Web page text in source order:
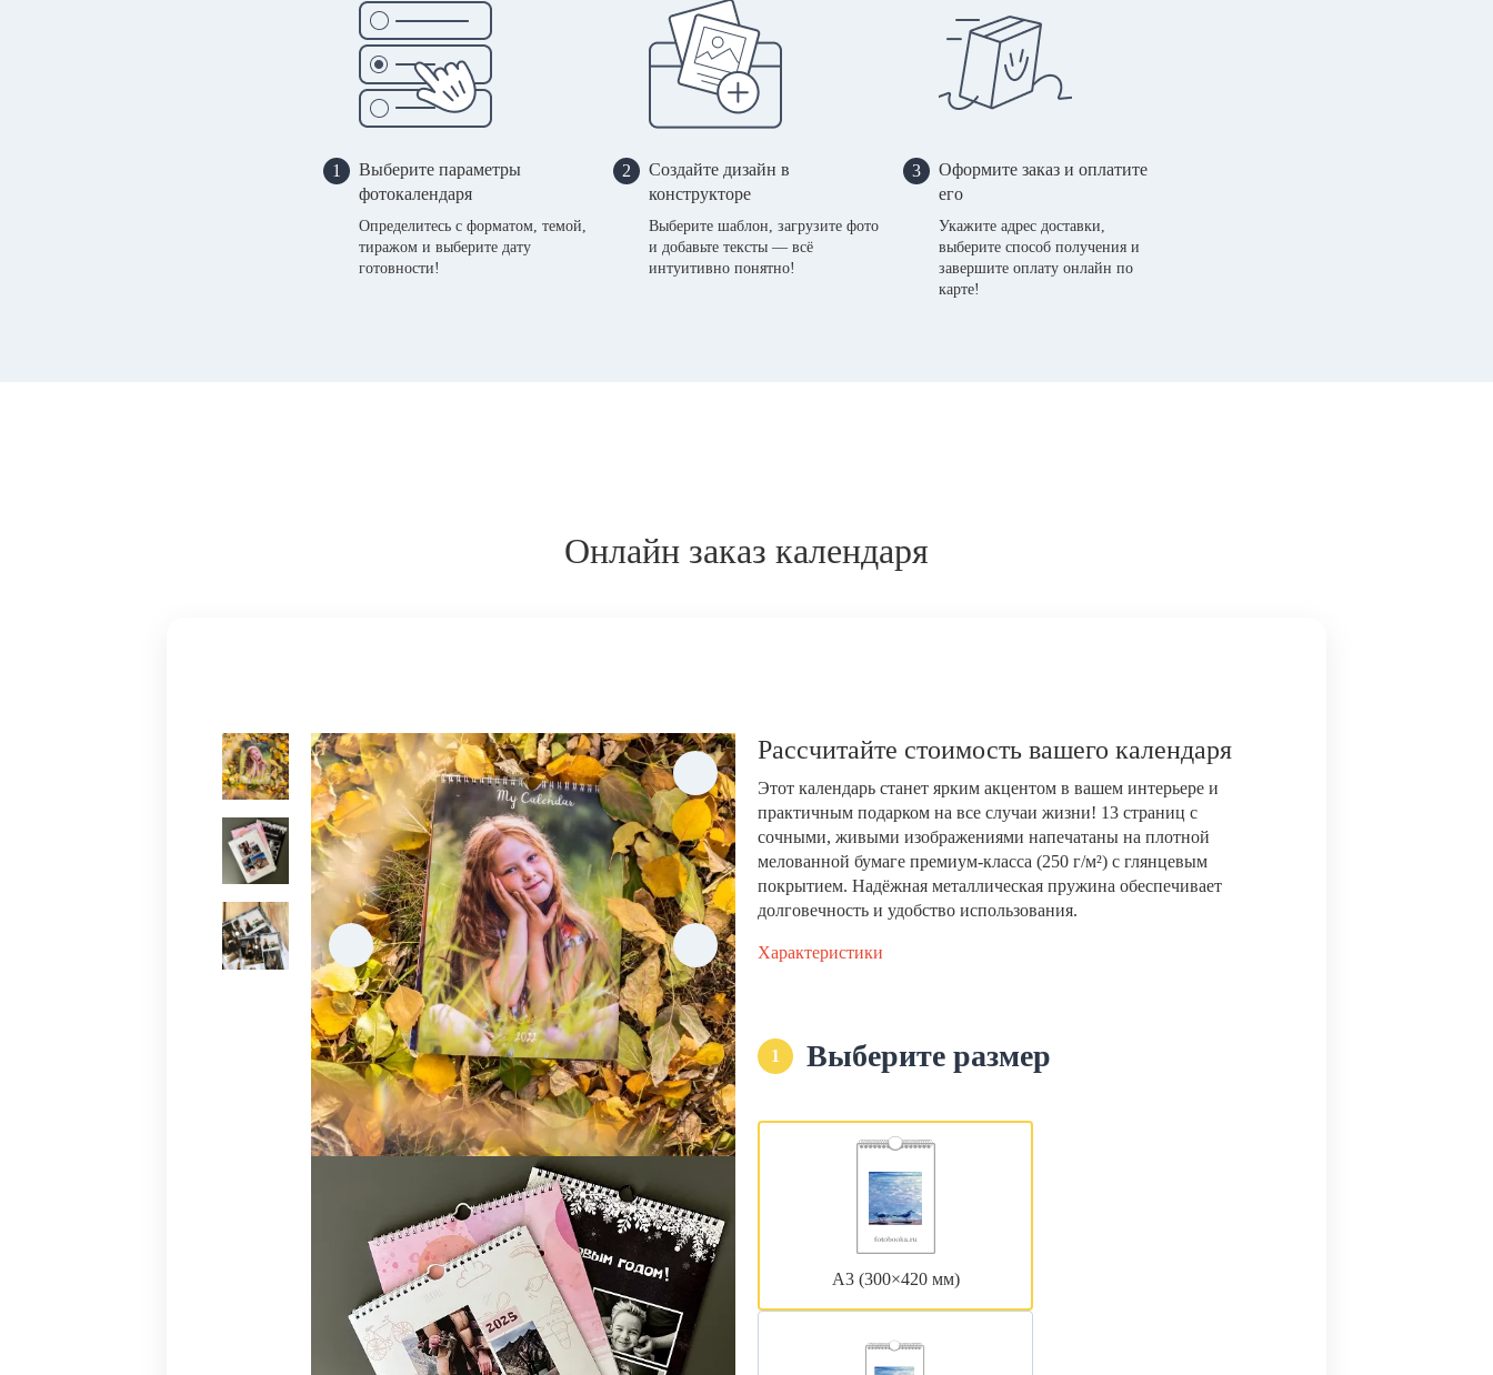
1
Выберите параметры
фотокалендаря
Определитесь с форматом, темой,
тиражом и выберите дату
готовности!
2
Создайте дизайн в
конструкторе
Выберите шаблон, загрузите фото
и добавьте тексты — всё
интуитивно понятно!
3
Оформите заказ и оплатите
его
Укажите адрес доставки,
выберите способ получения и
завершите оплату онлайн по
карте!
Онлайн заказ календаря
Рассчитайте стоимость вашего календаря
Этот календарь станет ярким акцентом в вашем интерьере и
практичным подарком на все случаи жизни! 13 страниц с
сочными, живыми изображениями напечатаны на плотной
мелованной бумаге премиум-класса (250 г/м²) с глянцевым
покрытием. Надёжная металлическая пружина обеспечивает
долговечность и удобство использования.
Характеристики
1 Выберите размер
А3 (300×420 мм)